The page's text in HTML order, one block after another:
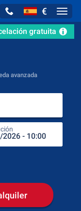
€
gratuita
avanzada